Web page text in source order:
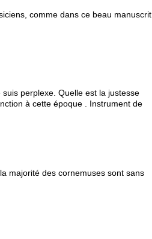
comme dans ce beau manuscrit
perplexe. Quelle est la justesse
à cette époque . Instrument de
majorité des cornemuses sont sans